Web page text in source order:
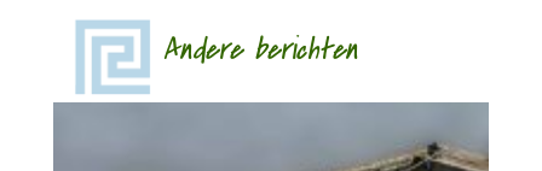
Andere berichten